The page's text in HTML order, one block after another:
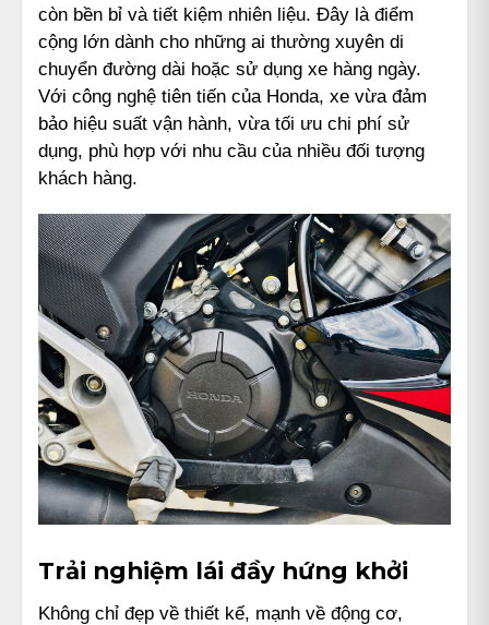
còn bền bỉ và tiết kiệm nhiên liệu. Đây là điểm
cộng lớn dành cho những ai thường xuyên di
chuyển đường dài hoặc sử dụng xe hàng ngày.
Với công nghệ tiên tiến của Honda, xe vừa đảm
bảo hiệu suất vận hành, vừa tối ưu chi phí sử
dụng, phù hợp với nhu cầu của nhiều đối tượng
khách hàng.
Trải nghiệm lái đầy hứng khởi
Không chỉ đẹp về thiết kế, mạnh về động cơ,